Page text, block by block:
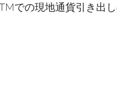
での現地通貨引き出